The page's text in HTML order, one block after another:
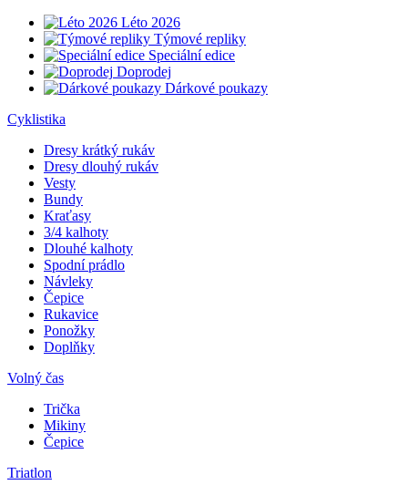
Léto 2026
Týmové repliky
Speciální edice
Doprodej
Dárkové poukazy
Cyklistika
Dresy krátký rukáv
Dresy dlouhý rukáv
Vesty
Bundy
Kraťasy
3/4 kalhoty
Dlouhé kalhoty
Spodní prádlo
Návleky
Čepice
Rukavice
Ponožky
Doplňky
Volný čas
Trička
Mikiny
Čepice
Triatlon